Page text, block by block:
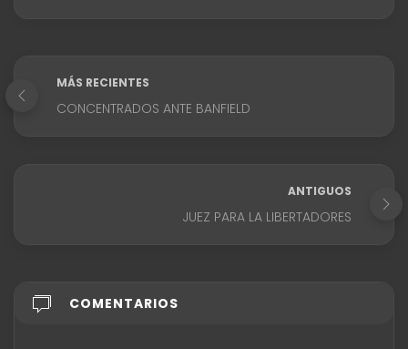
MÁS RECIENTES
CONCENTRADOS ANTE BANFIELD
ANTIGUOS
JUEZ PARA LA LIBERTADORES
COMENTARIOS